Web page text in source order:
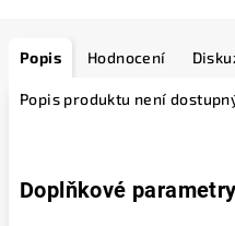
Popis Hodnocení
Popis produktu není
Doplňkové parametry